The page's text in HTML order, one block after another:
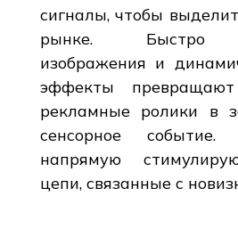
сигналы, чтобы
рынке. Быстро
изображения и
эффекты
рекламные ролики в
сенсорное
напрямую
цепи, связанные с